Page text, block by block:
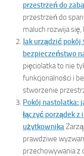
przestrzeń do
przestrzeń do
maluch rozwija się,
Jak urządzić pokój
bezpieczeństwo
pięciolatka to nie
funkcjonalności i
stworzenie
Pokój nastolatka:
łączyć porządek
użytkownika
prawdziwe
przechowywania z